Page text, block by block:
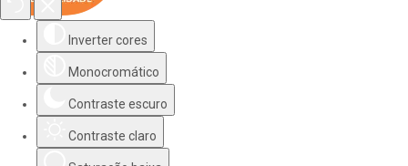
Inverter cores
Monocromático
Contraste escuro
Contraste claro